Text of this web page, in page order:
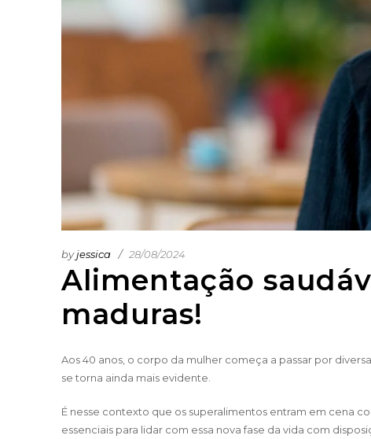
Alimentação
maduras!
byjessica 28/08/2024
Aos 40 anos, o corpo da mulher começa a passar por
se torna ainda mais evidente.
É nesse contexto que os superalimentos entram em cena
essenciais para lidar com essa nova fase da vida com